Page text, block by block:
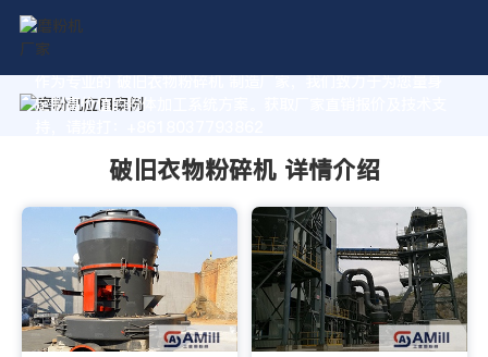
作为专业的 破旧衣物粉碎机 制造厂家，我们致力于为您量身
定制高价值的粉体加工系统方案。获取厂家直销报价及技术支
破旧衣物粉碎机 详情介绍